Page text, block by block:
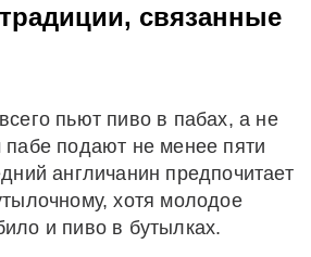
связанные
пьют пиво в пабах, а не
подают не менее пяти
англичанин предпочитает
хотя молодое
и пиво в бутылках.